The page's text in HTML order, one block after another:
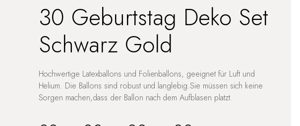
30 Geburtstag Deko Set
Schwarz Gold
Hochwertige Latexballons und Folienballons, geeignet für Luft und
Helium. Die Ballons sind robust und langlebig.Sie müssen sich keine
Sorgen machen,dass der Ballon nach dem Aufblasen platzt.